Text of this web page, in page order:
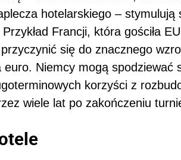
hotelarskiego – stymulują
Francji, która gościła
się do znacznego
Niemcy mogą spodziewać
korzyści z
wiele lat po zakończeniu